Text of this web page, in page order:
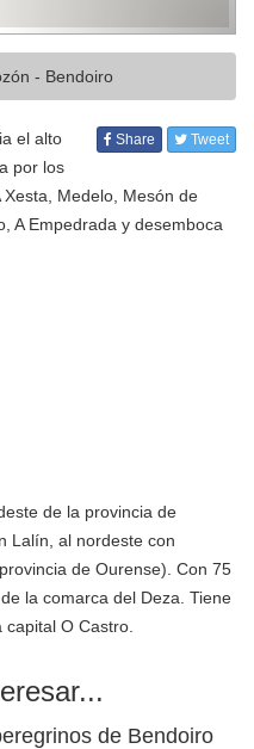
- Bendoiro
Share Tweet
el alto
por los
Medelo, Mesón de
A Empedrada y desemboca
de la provincia de
Lalín , al nordeste con
provincia de Ourense). Con 75
la comarca del Deza . Tiene
capital O Castro
de Bendoiro